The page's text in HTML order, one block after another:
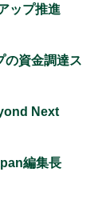
ップ推進
資金調達ス
Next
編集長